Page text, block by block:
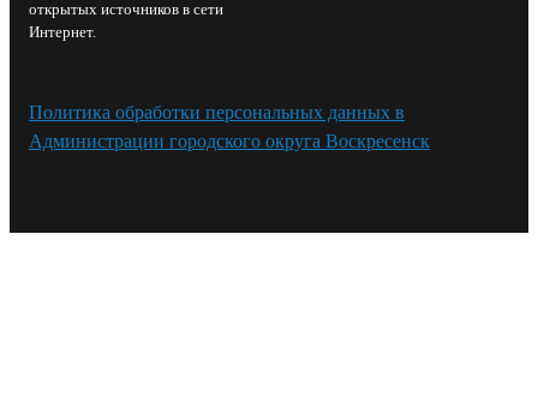
открытых источников в сети
Интернет.
Политика обработки персональных данных в
Администрации городского округа Воскресенск